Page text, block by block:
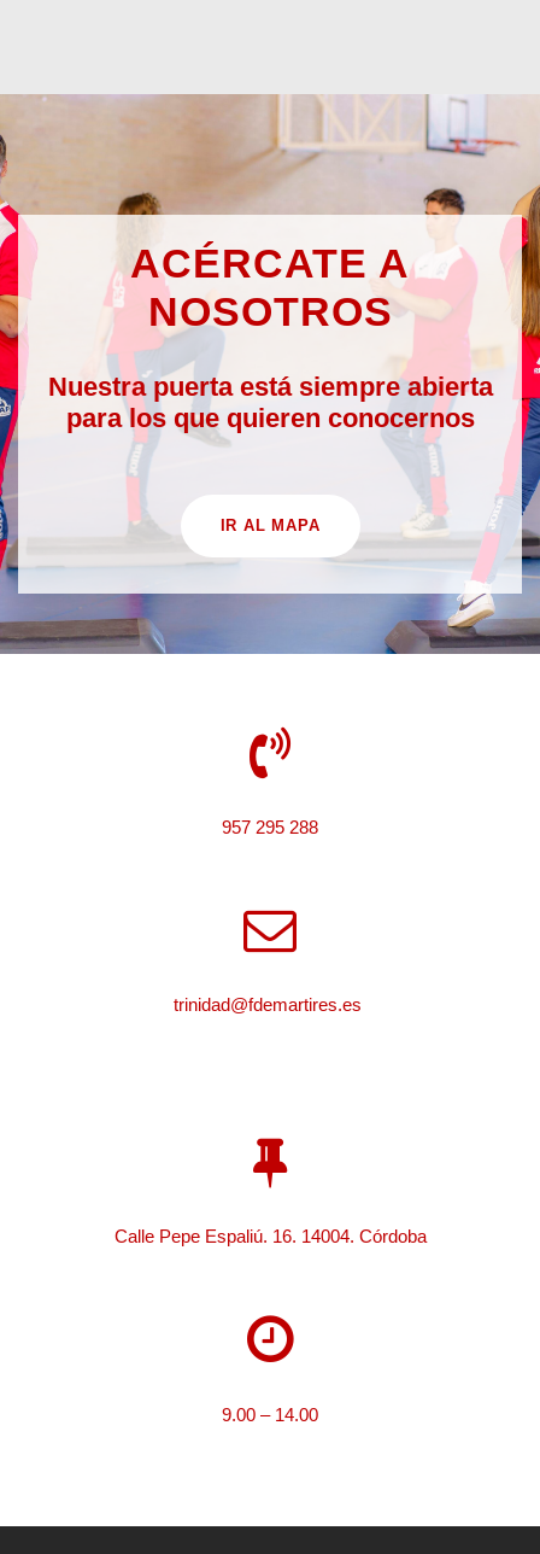
ACÉRCATE A
NOSOTROS
Nuestra puerta está siempre abierta
para los que quieren conocernos
IR AL MAPA
957 295 288
trinidad@fdemartires.es
Calle Pepe Espaliú. 16. 14004. Córdoba
9.00 – 14.00